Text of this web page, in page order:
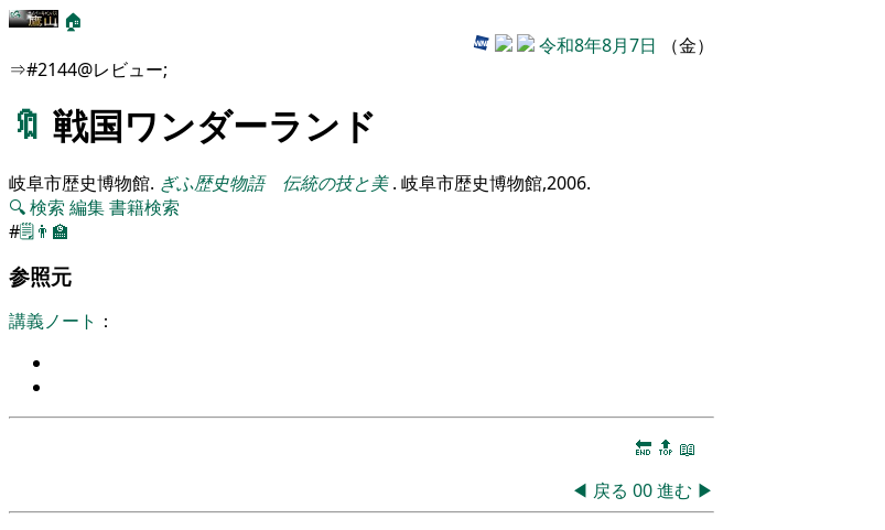
🏠
令和8年8月7日 （金）
⇒#2144@レビュー;
🔖 戦国ワンダーランド
岐阜市歴史博物館. ぎふ歴史物語 伝統の技と美 . 岐阜市歴史博物館,2006.
🔍検索 編集書籍検索
#🗒️👨‍🏫
参照元
講義ノート ：
🔚 🔝 📖
◀ 戻る 00進む ▶